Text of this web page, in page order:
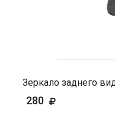
Зеркало заднего
280